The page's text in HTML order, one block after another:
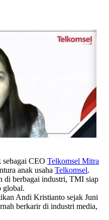
CEO Telkomsel Mitra
anak usaha Telkomsel.
di berbagai industri, TMI siap
global.
Andi Kristianto sejak Juni
berkarir di industri media,